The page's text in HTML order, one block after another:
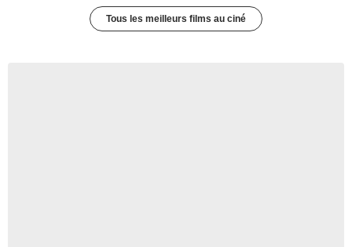
Tous les meilleurs films au ciné